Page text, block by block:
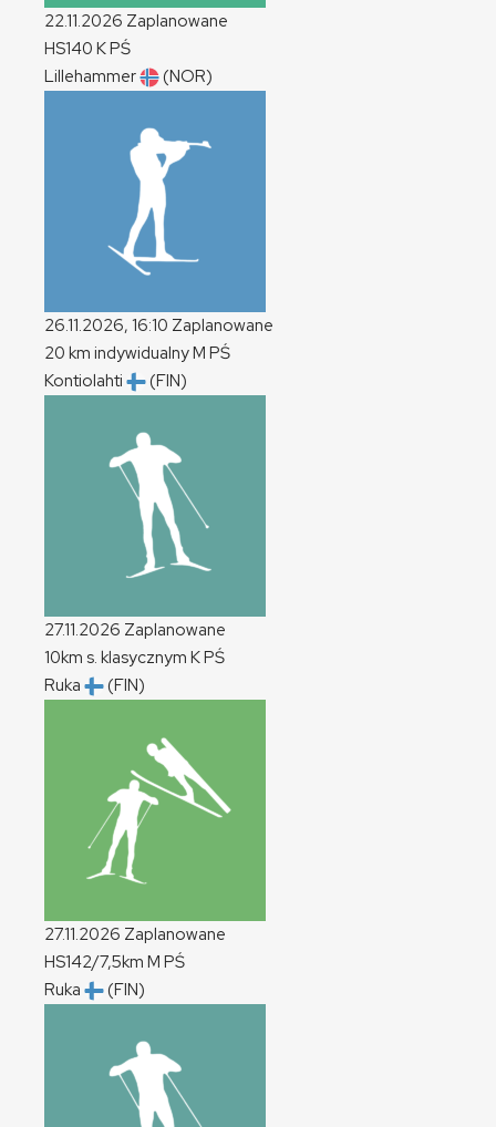
22.11.2026 Zaplanowane
HS140 KPŚ
Lillehammer
(NOR)
26.11.2026, 16:10 Zaplanowane
20 km indywidualnyM PŚ
Kontiolahti
(FIN)
27.11.2026 Zaplanowane
10km s. klasycznym KPŚ
Ruka
(FIN)
27.11.2026 Zaplanowane
HS142/7,5km M PŚ
Ruka
(FIN)